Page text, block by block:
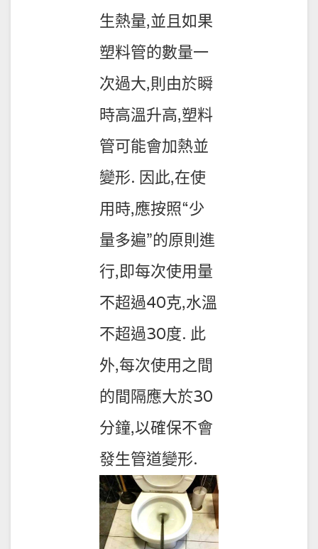
生熱量,並且如果
塑料管的數量一
次過大,則由於瞬
時高溫升高,塑料
管可能會加熱並
變形. 因此,在使
用時,應按照“少
量多遍”的原則進
行,即每次使用量
不超過40克,水溫
不超過30度. 此
外,每次使用之間
的間隔應大於30
分鐘,以確保不會
發生管道變形.